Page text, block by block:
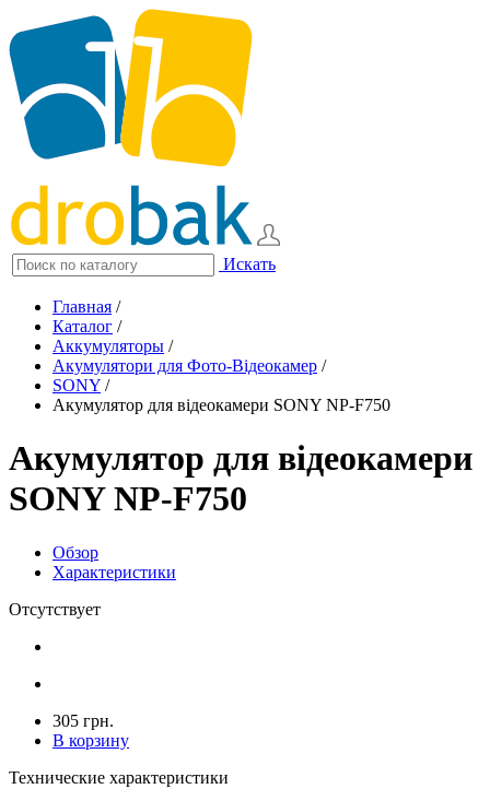
Искать
Главная /
Каталог /
Аккумуляторы /
Акумулятори для Фото-Відеокамер /
SONY /
Акумулятор для відеокамери SONY NP-F750
Акумулятор для відеокамери
SONY NP-F750
Обзор
Характеристики
Отсутствует
305 грн.
В корзину
Технические характеристики